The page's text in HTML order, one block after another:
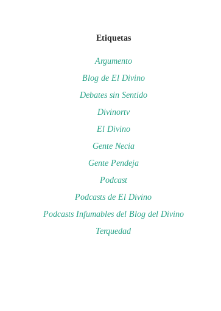
Etiquetas
Argumento
Blog de El Divino
Debates sin Sentido
Divinortv
El Divino
Gente Necia
Gente Pendeja
Podcast
Podcasts de El Divino
Podcasts Infumables del Blog del Divino
Terquedad